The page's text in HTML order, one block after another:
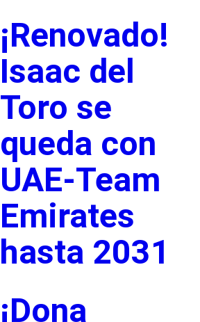
¡Renovado!
Isaac del
Toro se
queda con
UAE-Team
Emirates
hasta 2031
¡Dona